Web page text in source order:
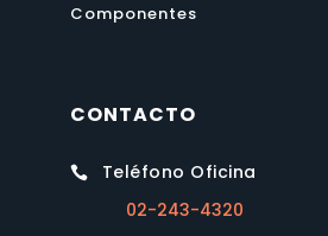
Componentes
CONTACTO

Teléfono Oficina
02-243-4320